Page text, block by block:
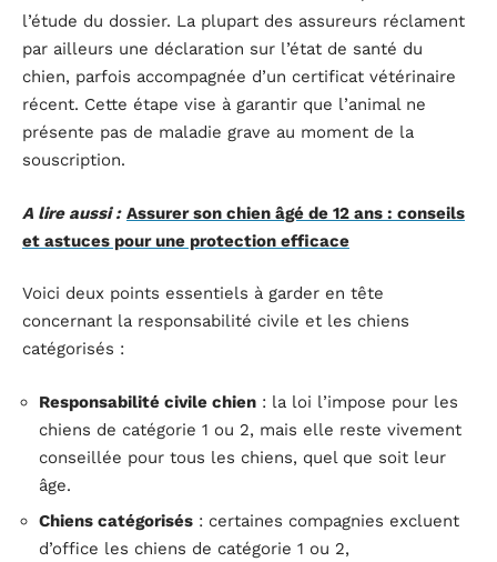
l’étude du dossier. La plupart des assureurs réclament
par ailleurs une déclaration sur l’état de santé du
chien, parfois accompagnée d’un certificat vétérinaire
récent. Cette étape vise à garantir que l’animal ne
présente pas de maladie grave au moment de la
souscription.
A lire aussi : Assurer son chien âgé de 12 ans : conseils
et astuces pour une protection efficace
Voici deux points essentiels à garder en tête
concernant la responsabilité civile et les chiens
catégorisés :
Responsabilité civile chien : la loi l’impose pour les
chiens de catégorie 1 ou 2, mais elle reste vivement
conseillée pour tous les chiens, quel que soit leur
âge.
Chiens catégorisés : certaines compagnies excluent
d’office les chiens de catégorie 1 ou 2,